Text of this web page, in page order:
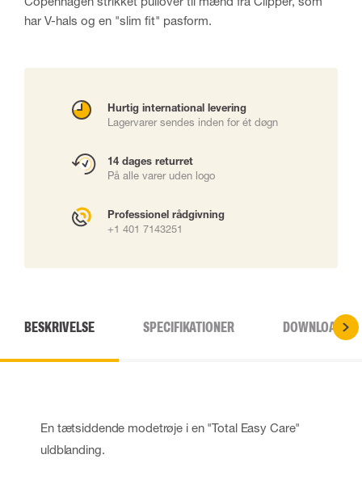
har V-hals og en "slim fit" pasform.
Hurtig international levering
Lagervarer sendes inden for ét døgn
14 dages returret
På alle varer uden logo
Professionel rådgivning
+1 401 7143251
BESKRIVELSE SPECIFIKATIONER DOWNLOADS
En tætsiddende modetrøje i en "Total Easy Care"
uldblanding.